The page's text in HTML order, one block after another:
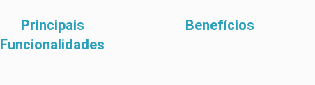
Principais
Funcionalidades
Benefícios